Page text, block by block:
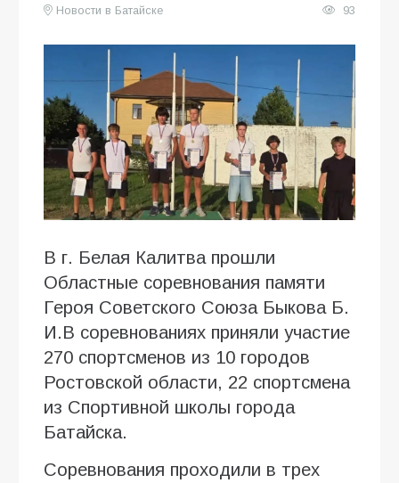
Новости в Батайске
93
В г. Белая Калитва прошли
Областные соревнования памяти
Героя Советского Союза Быкова Б.
И.В соревнованиях приняли участие
270 спортсменов из 10 городов
Ростовской области, 22 спортсмена
из Спортивной школы города
Батайска.
Соревнования проходили в трех